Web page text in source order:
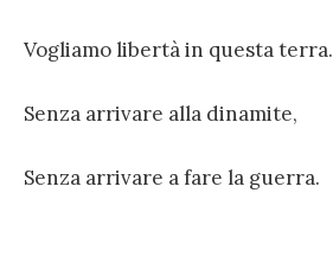
Vogliamo libertà in questa terra.
Senza arrivare alla dinamite,
Senza arrivare a fare la guerra.